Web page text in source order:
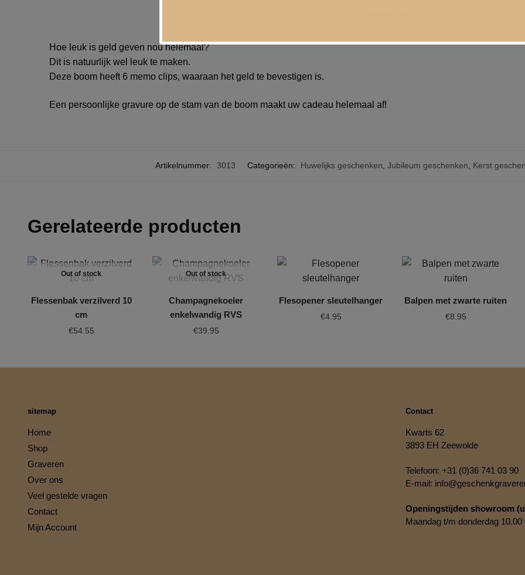
Hoe leuk is geld geven nou helemaal?
Dit is natuurlijk wel leuk te maken.
Deze boom heeft 6 memo clips, waaraan het geld te bevestigen is.
Een persoonlijke gravure op de stam van de boom maakt uw cadeau helemaal af!
Artikelnummer: 3013 Categorieën: Huwelijks geschenken Jubileum geschenken Kerst
Gerelateerde producten
Out of stock
Flessenbak verzilverd 10
cm
€54.55
Out of stock
Champagnekoeler
enkelwandig RVS
€39.95
Flesopener sleutelhanger
€4.95
Balpen met zwarte ruiten
€8.95
sitemap
Home
Shop
Graveren
Over ons
Veel gestelde vragen
Contact
Mijn Account
Contact
Kwarts 62
3893 EH Zeewolde
Telefoon: +31 (0)36 741 03 90
E-mail:
Openingstijden showroom
Maandag t/m donderdag